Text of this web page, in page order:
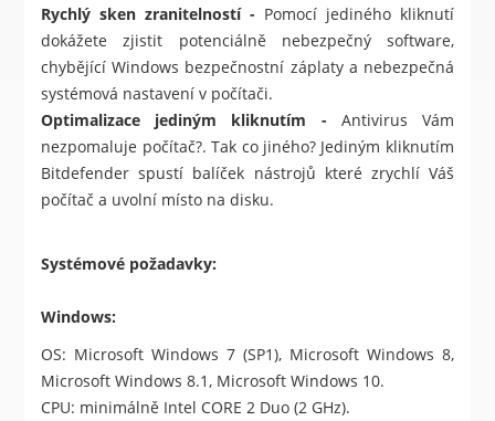
Rychlý sken zranitelností - Pomocí jediného kliknutí
dokážete zjistit potenciálně nebezpečný software,
chybějící Windows bezpečnostní záplaty a nebezpečná
systémová nastavení v počítači.
Optimalizace jediným kliknutím - Antivirus Vám
nezpomaluje počítač?. Tak co jiného? Jediným kliknutím
Bitdefender spustí balíček nástrojů které zrychlí Váš
počítač a uvolní místo na disku.
Systémové požadavky:
Windows:
OS: Microsoft Windows 7 (SP1), Microsoft Windows 8,
Microsoft Windows 8.1, Microsoft Windows 10.
CPU: minimálně Intel CORE 2 Duo (2 GHz).